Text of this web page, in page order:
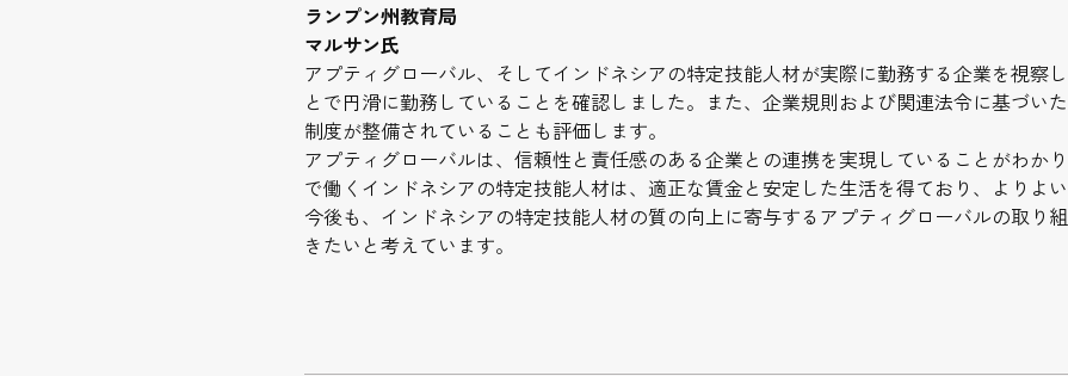
ランプン州教育局
マルサン氏
アプティグローバル、そしてインドネシアの特定技能人材が実際に勤務する企業を視察
とで円滑に勤務していることを確認しました。また、企業規則および関連法令に基づい
制度が整備されていることも評価します。
アプティグローバルは、信頼性と責任感のある企業との連携を実現していることがわか
で働くインドネシアの特定技能人材は、適正な賃金と安定した生活を得ており、よりよ
今後も、インドネシアの特定技能人材の質の向上に寄与するアプティグローバルの取り
きたいと考えています。